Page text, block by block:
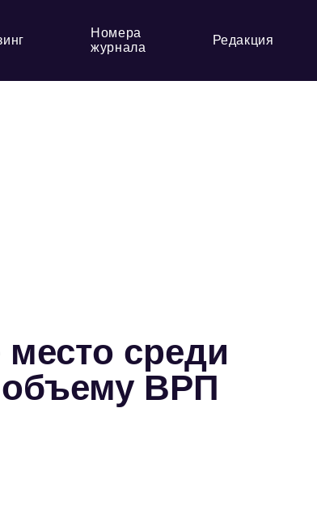
Номера
журнала
Редакция
среди
ВРП